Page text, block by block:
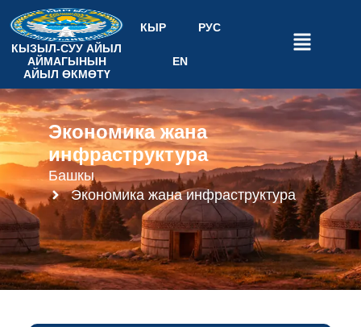
КЫЗЫЛ-СУУ АЙЫЛ
АЙМАГЫНЫН
АЙЫЛ ӨКМӨТҮ
КЫР РУС
EN
Экономика жана
инфраструктура
Башкы
Экономика жана инфраструктура